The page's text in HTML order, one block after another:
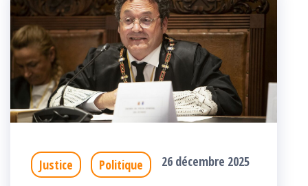
Justice Politique 26 décembre 2025